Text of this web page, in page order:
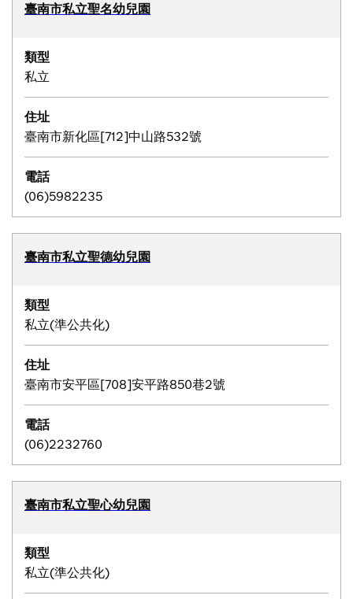
臺南市私立聖名幼兒園
類型
私立
住址
臺南市新化區[712]中山路532號
電話
(06)5982235
臺南市私立聖德幼兒園
類型
私立(準公共化)
住址
臺南市安平區[708]安平路850巷2號
電話
(06)2232760
臺南市私立聖心幼兒園
類型
私立(準公共化)